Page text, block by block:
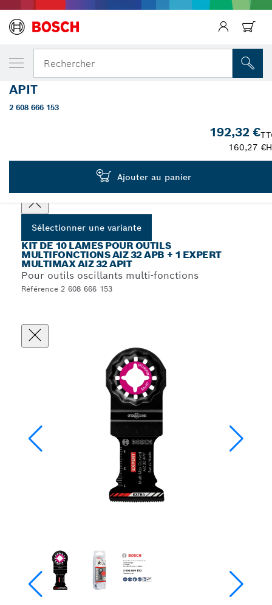
Rechercher
...
Choisissez votre variante
Sélectionner une variante
KIT DE 10 LAMES POUR OUTILS
MULTIFONCTIONS AIZ 32 APB + 1 EXPERT
MULTIMAX AIZ 32 APIT
Pour outils oscillants multi-fonctions
Référence 2 608 666 153
VOTRE VARIANTE SÉLECTIONNÉE
Kit de 10 lames pour outils multifonctions
AIZ 32 APB + 1 EXPERT MultiMax AIZ 32
APIT
2 608 666 153
192,32 €
160,27 €
Ajouter au panier